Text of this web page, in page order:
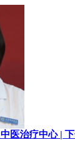
中医治疗中心 |